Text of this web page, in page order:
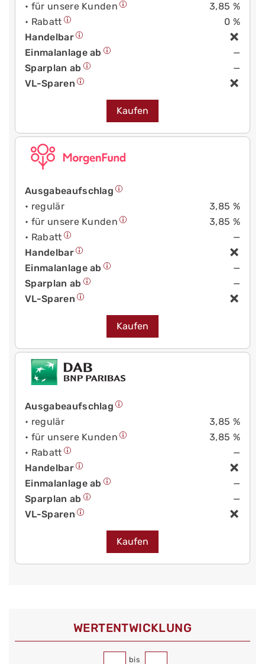
• für unsere Kunden
3,85 %
• Rabatt
0 %
Handelbar
Einmalanlage ab
—
Sparplan ab
—
VL-Sparen
Kaufen
Ausgabeaufschlag
• regulär
3,85 %
• für unsere Kunden
3,85 %
• Rabatt
—
Handelbar
Einmalanlage ab
—
Sparplan ab
—
VL-Sparen
Kaufen
Ausgabeaufschlag
• regulär
3,85 %
• für unsere Kunden
3,85 %
• Rabatt
—
Handelbar
Einmalanlage ab
—
Sparplan ab
—
VL-Sparen
Kaufen
WERT­ENTWICKLUNG
bis